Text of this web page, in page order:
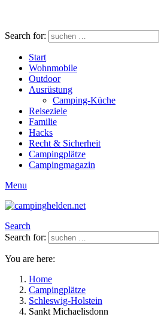
Search for:
Start
Wohnmobile
Outdoor
Ausrüstung
Camping-Küche
Reiseziele
Familie
Hacks
Recht & Sicherheit
Campingplätze
Campingmagazin
Menu
Search
Search for:
You are here:
Home
Campingplätze
Schleswig-Holstein
Sankt Michaelisdonn